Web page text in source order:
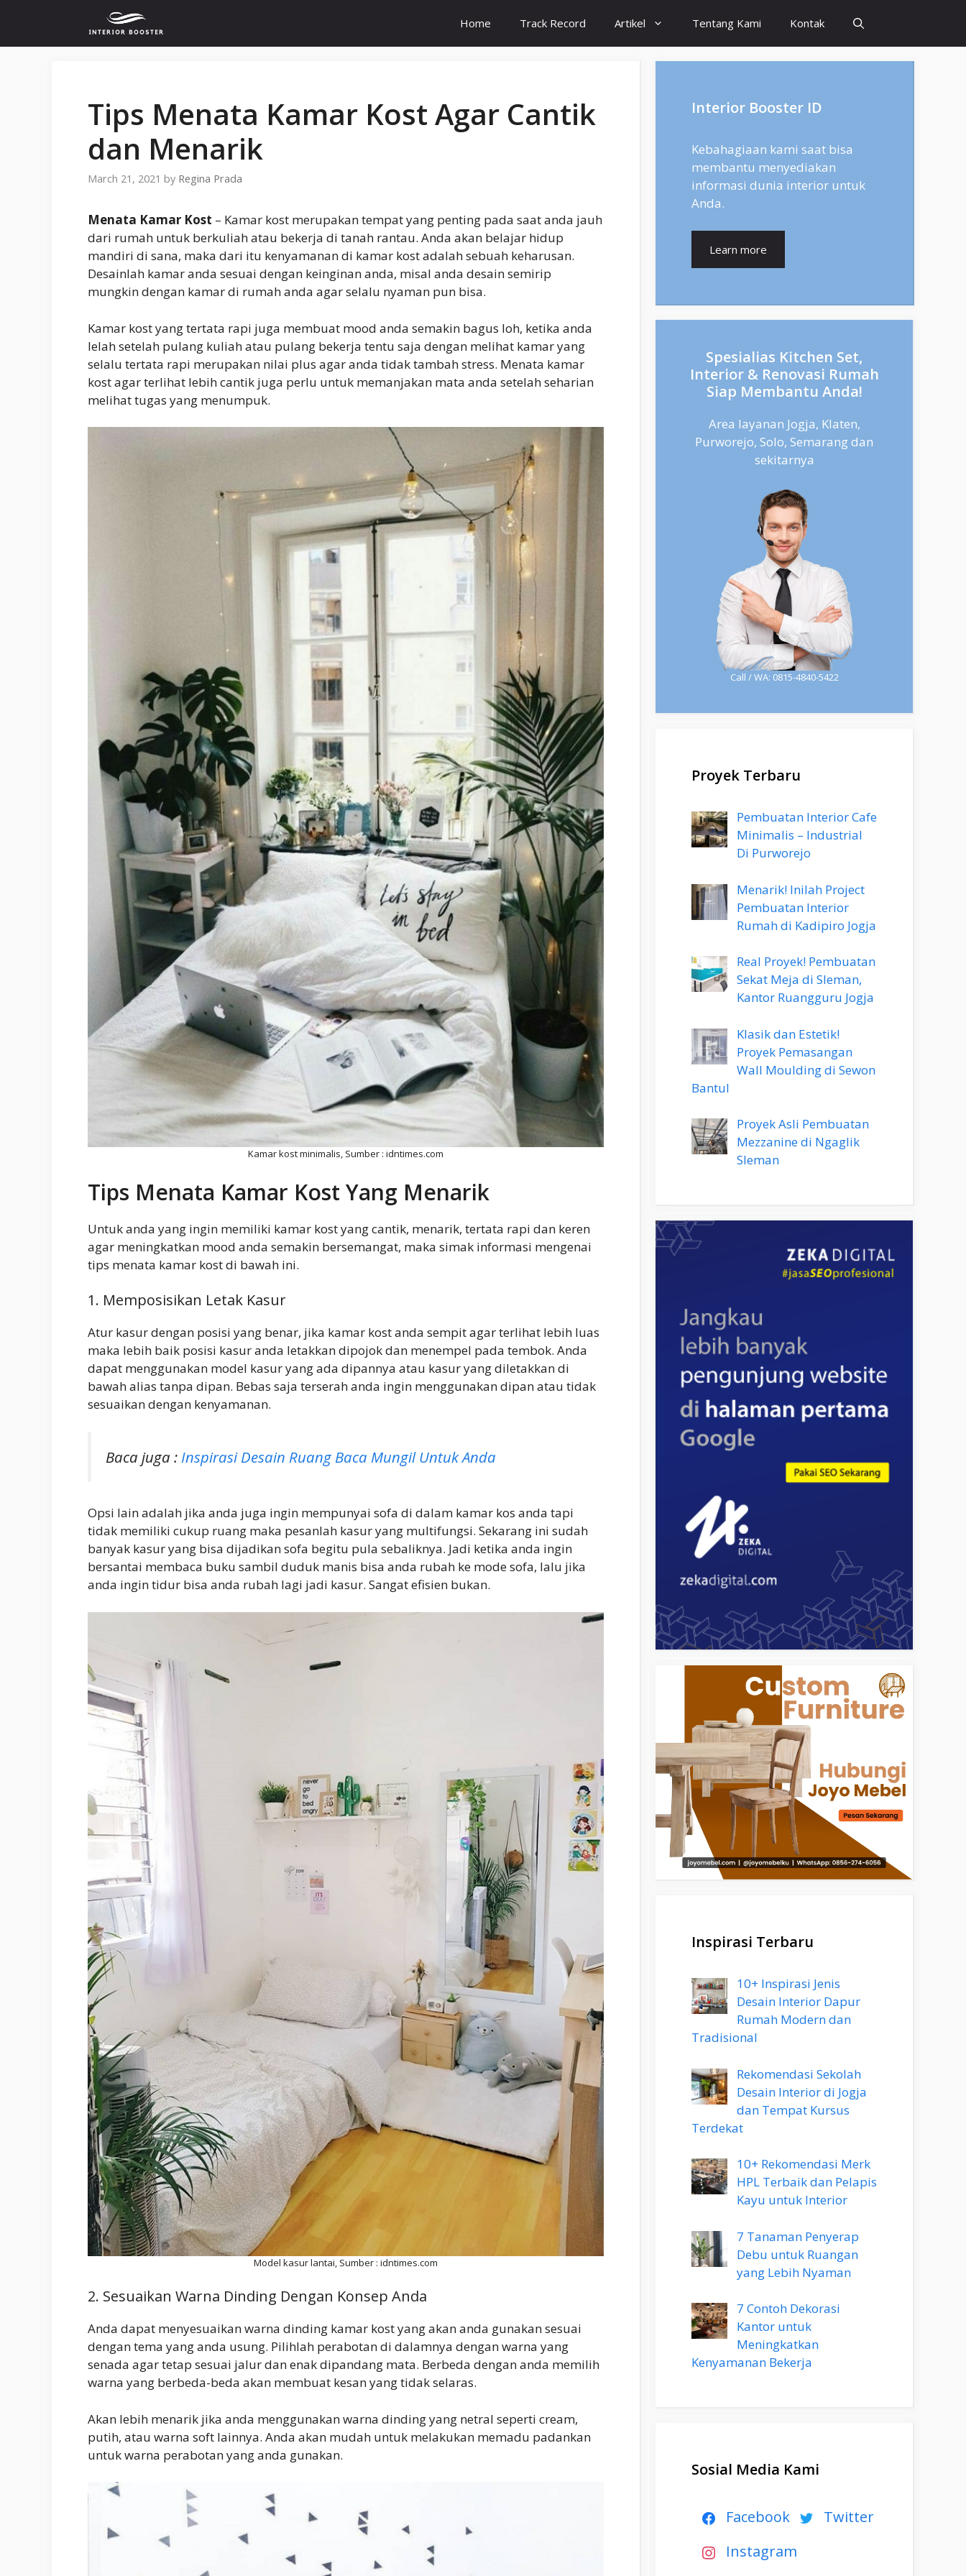
content
Home Track Record Artikel Tentang Kami Kontak
Tips Menata Kamar Kost Agar Cantik
dan Menarik
March 21, 2021 by Regina Prada
Menata Kamar Kost – Kamar kost merupakan tempat yang penting pada saat anda jauh
dari rumah untuk berkuliah atau bekerja di tanah rantau. Anda akan belajar hidup
mandiri di sana, maka dari itu kenyamanan di kamar kost adalah sebuah keharusan.
Desainlah kamar anda sesuai dengan keinginan anda, misal anda desain semirip
mungkin dengan kamar di rumah anda agar selalu nyaman pun bisa.
Kamar kost yang tertata rapi juga membuat mood anda semakin bagus loh, ketika anda
lelah setelah pulang kuliah atau pulang bekerja tentu saja dengan melihat kamar yang
selalu tertata rapi merupakan nilai plus agar anda tidak tambah stress. Menata kamar
kost agar terlihat lebih cantik juga perlu untuk memanjakan mata anda setelah seharian
melihat tugas yang menumpuk.
Kamar kost minimalis, Sumber : idntimes.com
Tips Menata Kamar Kost Yang Menarik
Untuk anda yang ingin memiliki kamar kost yang cantik, menarik, tertata rapi dan keren
agar meningkatkan mood anda semakin bersemangat, maka simak informasi mengenai
tips menata kamar kost di bawah ini.
1. Memposisikan Letak Kasur
Atur kasur dengan posisi yang benar, jika kamar kost anda sempit agar terlihat lebih luas
maka lebih baik posisi kasur anda letakkan dipojok dan menempel pada tembok. Anda
dapat menggunakan model kasur yang ada dipannya atau kasur yang diletakkan di
bawah alias tanpa dipan. Bebas saja terserah anda ingin menggunakan dipan atau tidak
sesuaikan dengan kenyamanan.
Baca juga : Inspirasi Desain Ruang Baca Mungil Untuk Anda
Opsi lain adalah jika anda juga ingin mempunyai sofa di dalam kamar kos anda tapi
tidak memiliki cukup ruang maka pesanlah kasur yang multifungsi. Sekarang ini sudah
banyak kasur yang bisa dijadikan sofa begitu pula sebaliknya. Jadi ketika anda ingin
bersantai membaca buku sambil duduk manis bisa anda rubah ke mode sofa, lalu jika
anda ingin tidur bisa anda rubah lagi jadi kasur. Sangat efisien bukan.
Model kasur lantai, Sumber : idntimes.com
2. Sesuaikan Warna Dinding Dengan Konsep Anda
Anda dapat menyesuaikan warna dinding kamar kost yang akan anda gunakan sesuai
dengan tema yang anda usung. Pilihlah perabotan di dalamnya dengan warna yang
senada agar tetap sesuai jalur dan enak dipandang mata. Berbeda dengan anda memilih
warna yang berbeda-beda akan membuat kesan yang tidak selaras.
Akan lebih menarik jika anda menggunakan warna dinding yang netral seperti cream,
putih, atau warna soft lainnya. Anda akan mudah untuk melakukan memadu padankan
untuk warna perabotan yang anda gunakan.
Interior Booster ID
Kebahagiaan kami saat bisa
membantu menyediakan
informasi dunia interior untuk
Anda.
Learn more
Spesialias Kitchen Set,
Interior & Renovasi Rumah
Siap Membantu Anda!
Area layanan Jogja, Klaten,
Purworejo, Solo, Semarang dan
sekitarnya
Call / WA: 0815-4840-5422
Proyek Terbaru
Pembuatan Interior Cafe
Minimalis – Industrial
Di Purworejo
Menarik! Inilah Project
Pembuatan Interior
Rumah di Kadipiro Jogja
Real Proyek! Pembuatan
Sekat Meja di Sleman,
Kantor Ruangguru Jogja
Klasik dan Estetik!
Proyek Pemasangan
Wall Moulding di Sewon
Bantul
Proyek Asli Pembuatan
Mezzanine di Ngaglik
Sleman
Inspirasi Terbaru
10+ Inspirasi Jenis
Desain Interior Dapur
Rumah Modern dan
Tradisional
Rekomendasi Sekolah
Desain Interior di Jogja
dan Tempat Kursus
Terdekat
10+ Rekomendasi Merk
HPL Terbaik dan Pelapis
Kayu untuk Interior
7 Tanaman Penyerap
Debu untuk Ruangan
yang Lebih Nyaman
7 Contoh Dekorasi
Kantor untuk
Meningkatkan
Kenyamanan Bekerja
Sosial Media Kami
Facebook
Twitter
Instagram